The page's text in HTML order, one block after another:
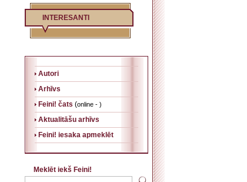
INTERESANTI
Autori
Arhīvs
Feini! čats (online - )
Aktualitāšu arhīvs
Feini! iesaka apmeklēt
Meklēt iekš Feini!